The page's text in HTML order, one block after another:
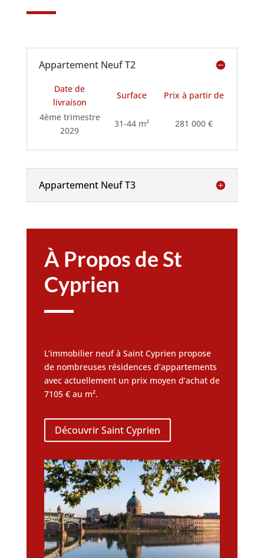
Appartement Neuf T2
Date de
livraison
Surface
Prix à partir de
4ème trimestre
2029
31-44 m² 281 000 €
Appartement Neuf T3
À Propos de St
Cyprien
L’immobilier neuf à Saint Cyprien propose
de nombreuses résidences d’appartements
avec actuellement un prix moyen d’achat de
7105 € au m².
Découvrir Saint Cyprien